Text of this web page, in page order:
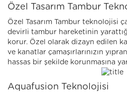
Özel Tasarım Tambur
Özel Tasarım Tambur teknolojisi
devirli tambur hareketinin
korur. Özel olarak dizayn edilen
ve kanatlar çamaşırlarınızın
hassas bir şekilde korunmasına
Aquafusion Teknolojisi